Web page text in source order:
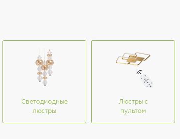
Светодиодные
люстры
Люстры с
пультом